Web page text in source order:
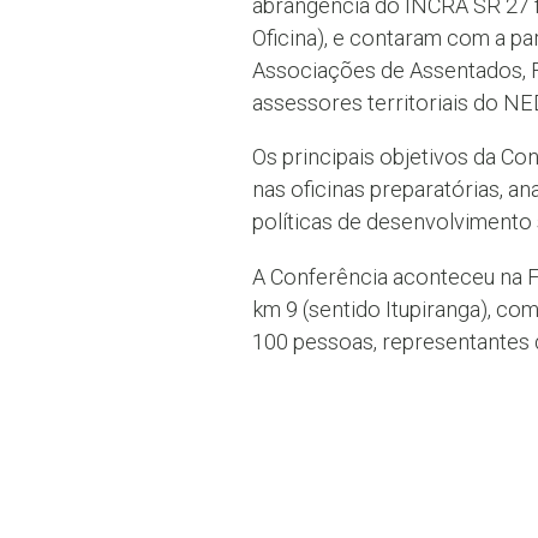
abrangência do INCRA SR
Oficina), e contaram com a
Associações de Assentados,
assessores territoriais do
Os principais objetivos da
nas oficinas preparatórias,
políticas de desenvolvimento
A Conferência aconteceu na
km 9 (sentido Itupiranga),
100 pessoas,